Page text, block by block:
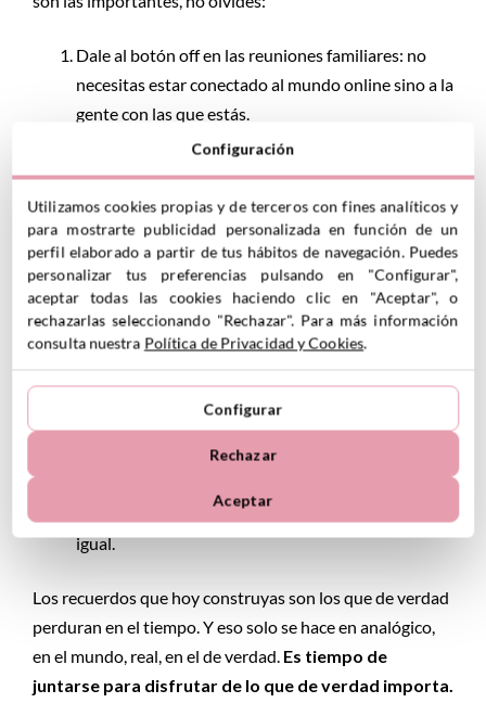
Dale al botón off en las reuniones familiares: no
necesitas estar conectado al mundo online sino a la
gente con las que estás.
Aprovecha para pasear por tu ciudad o pueblo.
hagan en el lugar donde vives y apúntate a ellos.
Sal a la naturaleza y ¡muévete!: vuelve a subirte a la
bici, alpatinete, ponte unos patines, corre, dale a la
pelota, muévete… porque el ejercicio también te
aleja de las pantallas y mejora tu estado de ánimo.
casa, sentado o en movimiento, a juegos de toda la
vida o a juegos que están de moda, como
hijos es una forma de conectar como no hay otra
igual.
Los recuerdos que hoy construyas son los que de verdad
perduran en el tiempo. Y eso solo se hace en analógico,
en el mundo, real, en el de verdad. Es tiempo de
juntarse para disfrutar de lo que de verdad importa.
Configuración
Utilizamos cookies propias y de terceros con fines analíticos y
para mostrarte publicidad personalizada en función de un
perfil elaborado a partir de tus hábitos de navegación. Puedes
personalizar tus preferencias pulsando en "Configurar",
aceptar todas las cookies haciendo clic en "Aceptar", o
rechazarlas seleccionando "Rechazar". Para más información
consulta nuestra Política de Privacidad y Cookies.
Configurar
Rechazar
Aceptar